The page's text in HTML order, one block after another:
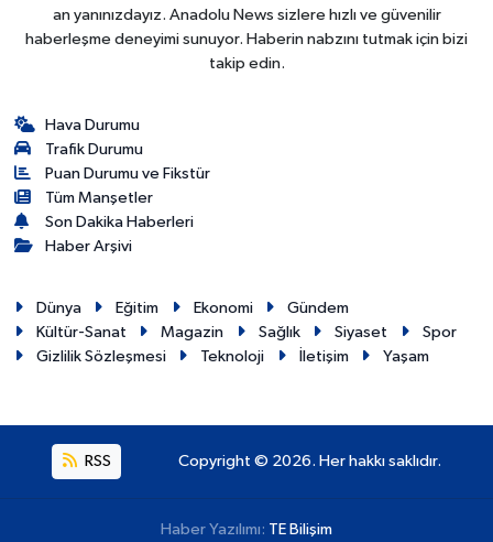
an yanınızdayız. Anadolu News sizlere hızlı ve güvenilir
haberleşme deneyimi sunuyor. Haberin nabzını tutmak için bizi
takip edin.
Hava Durumu
Trafik Durumu
Puan Durumu ve Fikstür
Tüm Manşetler
Son Dakika Haberleri
Haber Arşivi
Dünya Eğitim Ekonomi
Gündem
Kültür-Sanat
Magazin Sağlık Siyaset
Spor
Gizlilik Sözleşmesi
Teknoloji İletişim Yaşam
RSS Copyright © 2026. Her hakkı saklıdır.
Haber Yazılımı: TE Bilişim